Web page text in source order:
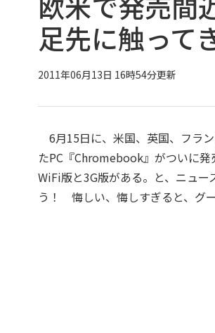
足先に触って
2011年06月13日 16時54分更新
6月15日に、米国、英国、フラ
たPC『Chromebook』がついに
WiFi版と3G版がある。と、ニュ
う！ 悔しい、悔しすぎると、グ